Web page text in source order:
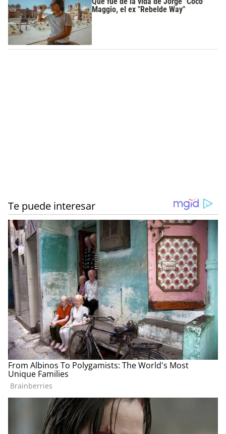
Maggio, el ex "Rebelde Way"